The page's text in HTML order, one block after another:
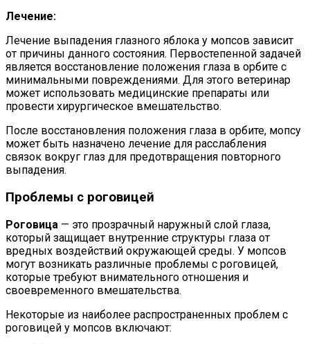
Лечение:
Лечение выпадения глазного яблока у мопсов зависит
от причины данного состояния. Первостепенной задачей
является восстановление положения глаза в орбите с
минимальными повреждениями. Для этого ветеринар
может использовать медицинские препараты или
провести хирургическое вмешательство.
После восстановления положения глаза в орбите, мопсу
может быть назначено лечение для расслабления
связок вокруг глаз для предотвращения повторного
выпадения.
Проблемы с роговицей
Роговица — это прозрачный наружный слой глаза,
который защищает внутренние структуры глаза от
вредных воздействий окружающей среды. У мопсов
могут возникать различные проблемы с роговицей,
которые требуют внимательного отношения и
своевременного вмешательства.
Некоторые из наиболее распространенных проблем с
роговицей у мопсов включают: